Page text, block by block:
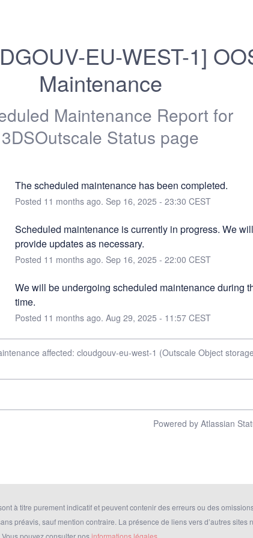
EU-WEST-1]
Maintenance
Maintenance Report for
3DSOutscale Status page
The scheduled maintenance has been completed.
Posted 11 months ago. Sep 16, 2025 - 23:30 CEST
Scheduled maintenance is currently in progress. We will
provide updates as necessary.
Posted 11 months ago. Sep 16, 2025 - 22:00 CEST
We will be undergoing scheduled maintenance during
time.
Posted 11 months ago. Aug 29, 2025 - 11:57CEST
affected: cloudgouv-eu-west-1 (Outscale Object storage
Powered by Atlassian
à titre purement indicatif et peuvent contenir des erreurs ou des
préavis, sauf mention contraire. La présence de liens vers d’autres sites
pouvez consulter nosinformations légales.